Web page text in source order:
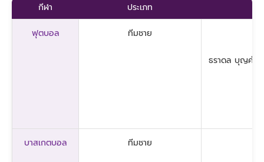
กีฬา ประเภท
ฟุตบอล ทีมชาย
ธราดล บุญคำ,
บาสเกตบอล ทีมชาย